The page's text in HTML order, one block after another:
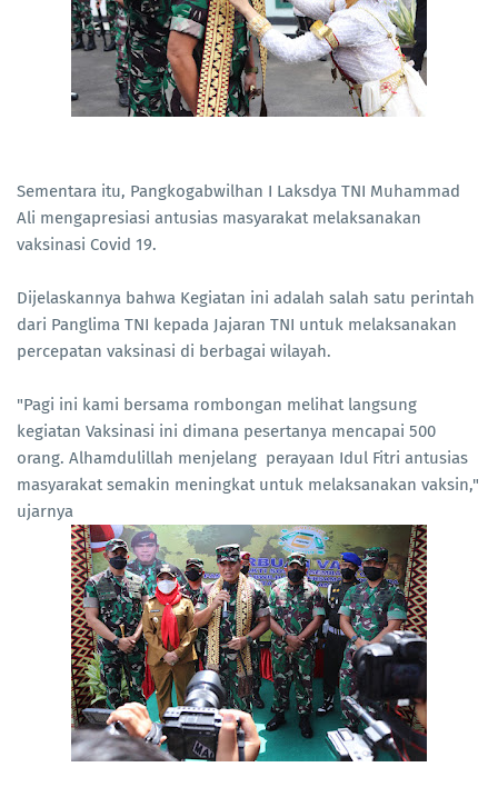
Sementara itu, Pangkogabwilhan I Laksdya TNI Muhammad
Ali mengapresiasi antusias masyarakat melaksanakan
vaksinasi Covid 19.
Dijelaskannya bahwa Kegiatan ini adalah salah satu perintah
dari Panglima TNI kepada Jajaran TNI untuk melaksanakan
percepatan vaksinasi di berbagai wilayah.
"Pagi ini kami bersama rombongan melihat langsung
kegiatan Vaksinasi ini dimana pesertanya mencapai 500
orang. Alhamdulillah menjelang perayaan Idul Fitri antusias
masyarakat semakin meningkat untuk melaksanakan vaksin,"
ujarnya